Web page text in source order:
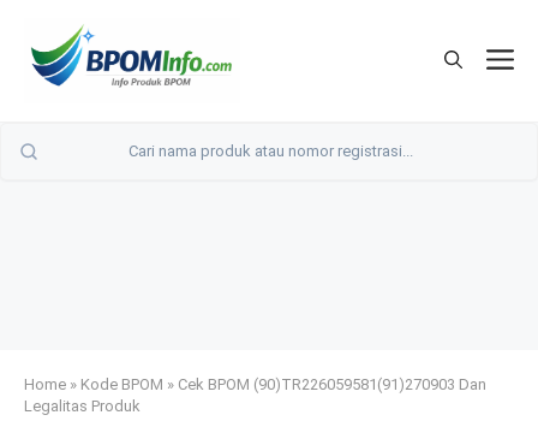
Home » Kode BPOM » Cek BPOM (90)TR226059581(91)270903 Dan
Legalitas Produk